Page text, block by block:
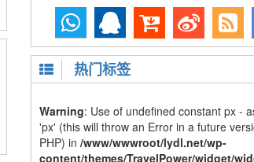
热门标签
Warning: Use of undefined constant px -
'px' (this will throw an Error in a future
PHP) in /www/wwwroot/lydl.net/wp-
content/themes/TravelPower/widget/